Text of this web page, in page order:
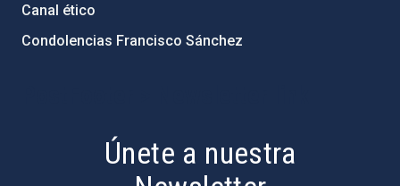
Canal ético
Condolencias Francisco Sánchez
Únete a nuestra